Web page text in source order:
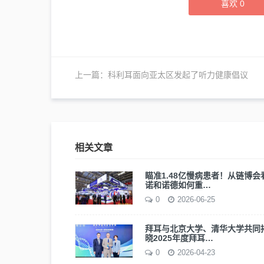
喜欢 0
上一篇： 科利耳面向亚太区发起了听力健康倡议
相关文章
瞄准1.48亿慢病患者！从链博会
诺和诺德如何重…
0 2026-06-25
拜耳与北京大学、清华大学共同
晓2025年度拜耳…
0 2026-04-23